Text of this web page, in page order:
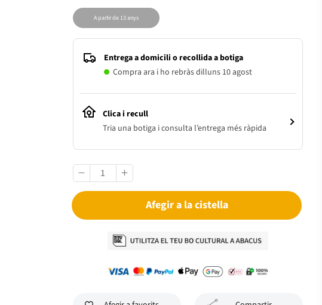
A partir de 13 anys
Entrega a domicili o recollida a botiga
Compra ara i ho rebràs dilluns 10 agost
Clica i recull
Tria una botiga i consulta l’entrega més ràpida
Afegir a la cistella